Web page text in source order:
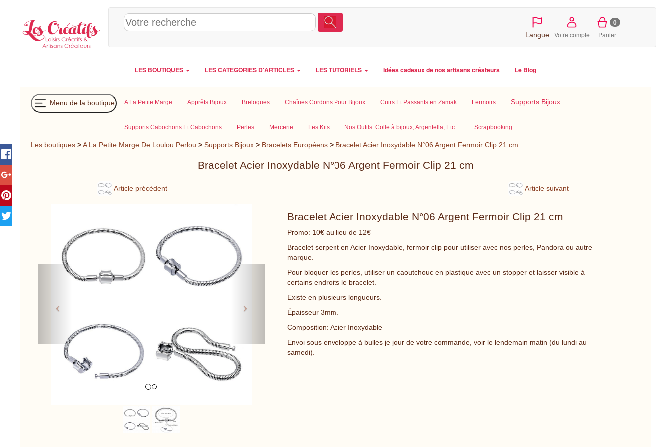
Langue Votre compte
0
Panier
LES BOUTIQUES LES CATEGORIES D'ARTICLES LES TUTORIELS Idées cadeaux de nos artisans créateurs Le Blog
Menu de la boutique A La Petite Marge Apprêts Bijoux Breloques Chaînes Cordons Pour Bijoux Cuirs Et Passants en Zamak Fermoirs Supports Bijoux
Supports Cabochons Et Cabochons Perles Mercerie Les Kits Nos Outils: Colle à bijoux, Argentella, Etc... Scrapbooking
Les boutiques >A La Petite Marge De Loulou Perlou > Supports Bijoux > Bracelets Européens > Bracelet Acier Inoxydable N°06 Argent Fermoir Clip 21 cm
Bracelet Acier Inoxydable N°06 Argent Fermoir Clip 21 cm
Article précédent Article suivant
Previous
Bracelet Acier Inoxydable N°06 Argent Fermoir Clip 21 cm
Promo: 10€ au lieu de 12€
Bracelet serpent en Acier Inoxydable, fermoir clip pour utiliser avec nos perles, Pandora ou autre
marque.
Pour bloquer les perles, utiliser un caoutchouc en plastique avec un stopper et laisser visible à
certains endroits le bracelet.
Existe en plusieurs longueurs.
Épaisseur 3mm.
Composition: Acier Inoxydable
Envoi sous enveloppe à bulles je jour de votre commande, voir le lendemain matin (du lundi au
samedi).